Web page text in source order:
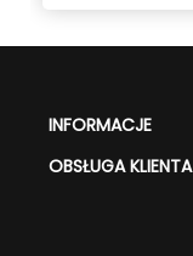
INFORMACJE
OBSŁUGA KLIENTA